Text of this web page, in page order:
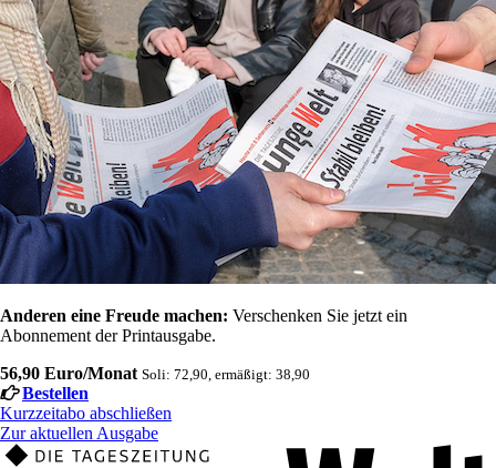
Anderen eine Freude machen: Verschenken Sie jetzt ein
Abonnement der Printausgabe.
56,90 Euro/Monat Soli: 72,90, ermäßigt: 38,90
Bestellen
Kurzzeitabo abschließen
Zur aktuellen Ausgabe